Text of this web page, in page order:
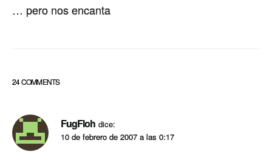
… pero nos encanta
24 COMMENTS
FugFloh dice:
10 de febrero de 2007 a las 0:17